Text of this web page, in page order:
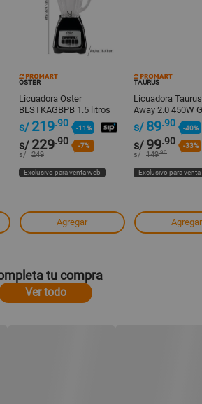
OSTER
Licuadora Oster
BLSTKAGBPB 1.5 litros
550W Negro - 2 Niveles
s/ 219.90 -11%
s/ 229.90 -7%
s/ 249
Exclusivo para venta web
Agregar
TAURUS
Licuadora
Away 2.0 450W
Vasos de 600ml
s/ 89.90 -40%
s/ 99.90 -33%
s/ 149.90
Exclusivo para
Agregar
tu compra
Ver todo